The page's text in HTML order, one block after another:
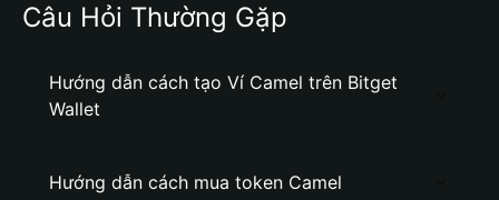
Câu Hỏi Thường Gặp
Hướng dẫn cách tạo Ví Camel trên Bitget
Wallet
Hướng dẫn cách mua token Camel